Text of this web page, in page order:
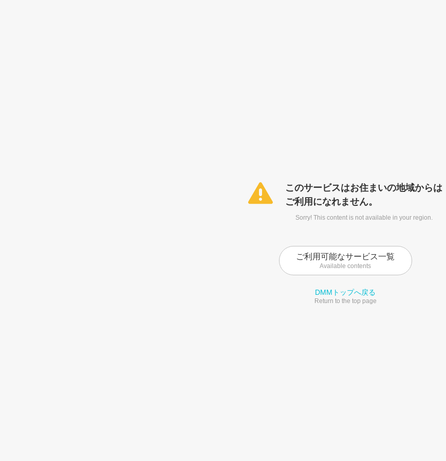
このサービスはお住まいの地域からは
ご利用になれません。
Sorry! This content is not available in your region.
ご利用可能なサービス一覧
Available contents
DMMトップへ戻る
Return to the top page